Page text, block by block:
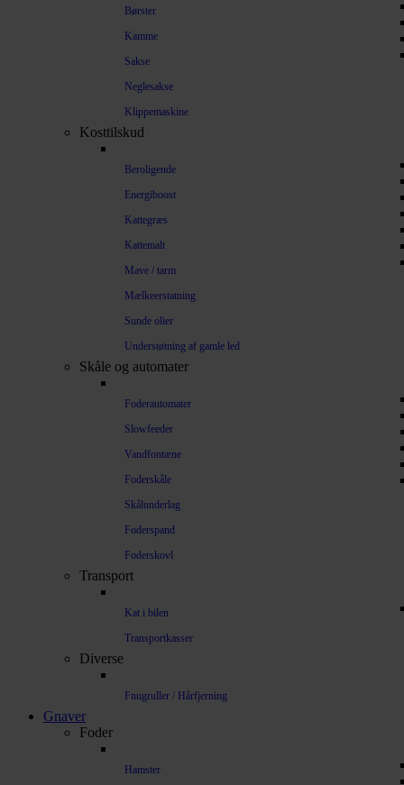
Børster
Kamme
Sakse
Neglesakse
Klippemaskine
Kosttilskud
Beroligende
Energiboost
Kattegræs
Kattemalt
Mave / tarm
Mælkeerstatning
Sunde olier
Understøtning af gamle led
Skåle og automater
Foderautomater
Slowfeeder
Vandfontæne
Foderskåle
Skålunderlag
Foderspand
Foderskovl
Transport
Kat i bilen
Transportkasser
Diverse
Fnugruller / Hårfjerning
Gnaver
Foder
Hamster